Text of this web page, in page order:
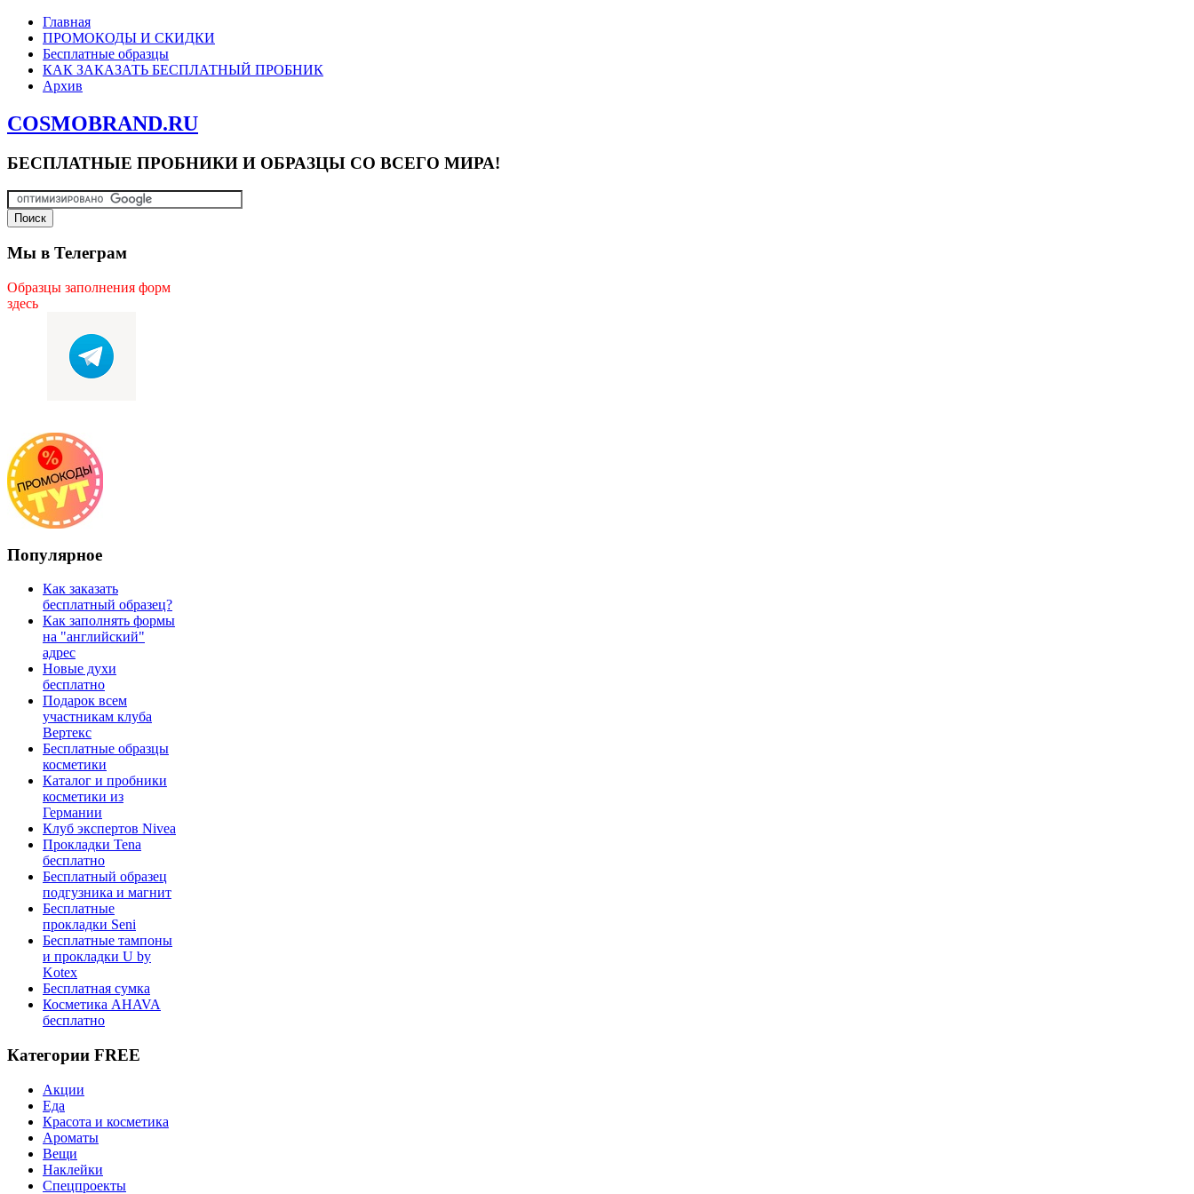
Главная
ПРОМОКОДЫ И СКИДКИ
Бесплатные образцы
КАК ЗАКАЗАТЬ БЕСПЛАТНЫЙ ПРОБНИК
Архив
COSMOBRAND.RU
БЕСПЛАТНЫЕ ПРОБНИКИ И ОБРАЗЦЫ СО ВСЕГО МИРА!
Мы в Телеграм
Образцы заполнения форм
здесь
Популярное
Как заказать
бесплатный образец?
Как заполнять формы
на "английский"
адрес
Новые духи
бесплатно
Подарок всем
участникам клуба
Вертекс
Бесплатные образцы
косметики
Каталог и пробники
косметики из
Германии
Клуб экспертов Nivea
Прокладки Tena
бесплатно
Бесплатный образец
подгузника и магнит
Бесплатные
прокладки Seni
Бесплатные тампоны
и прокладки U by
Kotex
Бесплатная сумка
Косметика AHAVA
бесплатно
Категории FREE
Акции
Еда
Красота и косметика
Ароматы
Вещи
Наклейки
Спецпроекты